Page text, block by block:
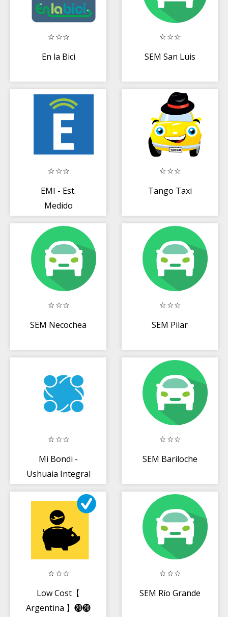
En la Bici SEM San Luis
EMI - Est.
Medido
Tango Taxi
SEM Necochea SEM Pilar
Mi Bondi -
Ushuaia Integral
SEM Bariloche
Low Cost【
Argentina 】⓴⓴
SEM Río Grande